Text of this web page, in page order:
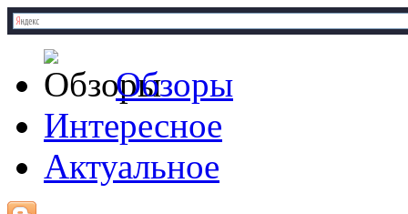
Обзоры
Интересное
Актуальное